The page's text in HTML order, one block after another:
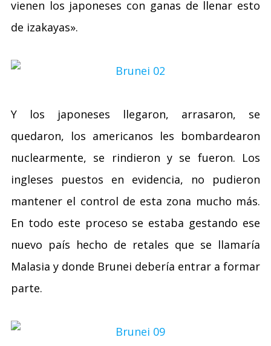
vienen los japoneses con ganas de llenar esto
de izakayas».
Y los japoneses llegaron, arrasaron, se
quedaron, los americanos les bombardearon
nuclearmente, se rindieron y se fueron. Los
ingleses puestos en evidencia, no pudieron
mantener el control de esta zona mucho más.
En todo este proceso se estaba gestando ese
nuevo país hecho de retales que se llamaría
Malasia y donde Brunei debería entrar a formar
parte.